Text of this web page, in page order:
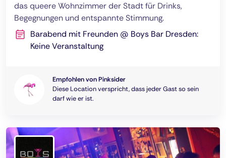
das queere Wohnzimmer der Stadt für Drinks,
Begegnungen und entspannte Stimmung.
Barabend mit Freunden @ Boys Bar Dresden:
Keine Veranstaltung
Empfohlen von Pinksider
Diese Location verspricht, dass jeder Gast so sein
darf wie er ist.